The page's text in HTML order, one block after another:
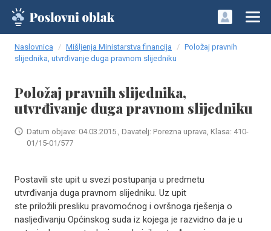
Naslovnica Mišljenja Ministarstva financija
Položaj pravnih
slijednika, utvrđivanje duga pravnom slijedniku
Položaj pravnih slijednika,
utvrđivanje duga pravnom slijedniku
Datum objave: 04.03.2015., Davatelj: Porezna uprava, Klasa: 410-
01/15-01/577
Postavili ste upit u svezi postupanja u predmetu
utvrđivanja duga pravnom slijedniku. Uz upit
ste priložili presliku pravomoćnog i ovršnoga rješenja o
nasljeđivanju Općinskog suda iz kojega je razvidno da je u